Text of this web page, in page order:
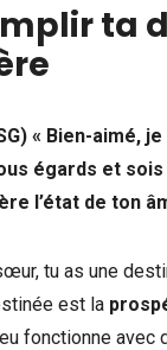
ta
« Bien-aimé,
égards et sois
l’état de ton
tu as une
est la
fonctionne avec